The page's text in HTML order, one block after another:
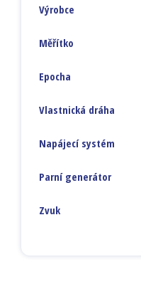
Výrobce
Měřítko
Epocha
Vlastnická dráha
Napájecí systém
Parní generátor
Zvuk